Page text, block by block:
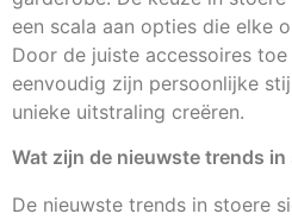
een scala aan opties die elke
Door de juiste accessoires
eenvoudig zijn persoonlijke
unieke uitstraling creëren.
Wat zijn de nieuwste trends in
De nieuwste trends in stoere